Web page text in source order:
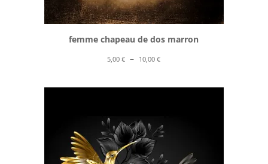
femme chapeau de dos marron
5,00€ – 10,00€Plage
prix :
10,00 €